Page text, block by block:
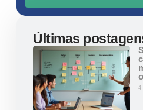
Últimas
4